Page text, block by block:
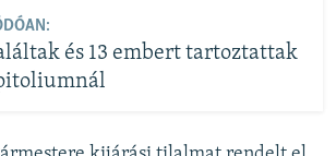
és 13 embert tartoztattak